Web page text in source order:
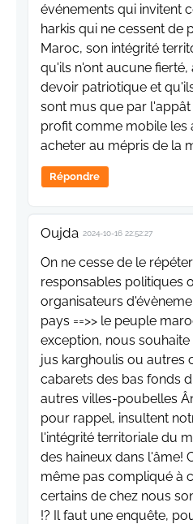
événements qui invitent
harkis qui ne cessent de
Maroc, son intégrité
qu'ils n'ont aucune fierté,
devoir patriotique et
sont mus que par
profit comme mobile les
acheter au mépris de la
Répondre
Oujda 2024-10-16 22:52:27
On ne cesse de le
responsables politiques
organisateurs
pays ==>> le peuple
exception, nous
jus karghoulis ou autres
cabarets des bas fonds
autres villes-poubelles
pour rappel, insultent
l'intégrité territoriale du
des haineux dans l'âme!
même pas compliqué à
certains de chez nous
!? Il faut une enquête,